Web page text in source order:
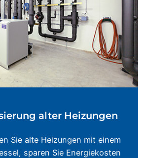
alter Heizungen
Sie alte Heizungen mit einem
sparen Sie Energiekosten